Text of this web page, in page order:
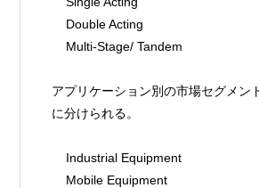
    Double Acting
    Multi-Stage/ Tandem
アプリケーション別の市場セグメン
に分けられる。
    Industrial Equipment
    Mobile Equipment